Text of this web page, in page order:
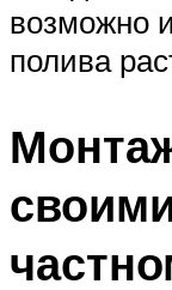
возможно
полива